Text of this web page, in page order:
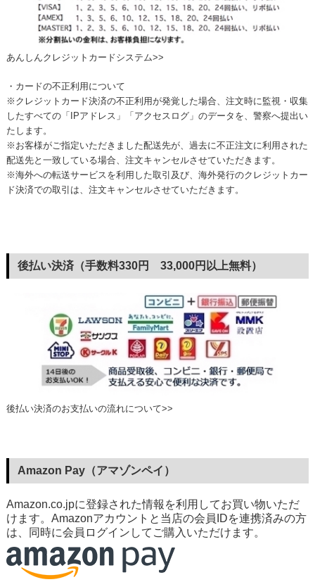
あんしんクレジットカードシステム>>
・カードの不正利用について
※クレジットカード決済の不正利用が発覚した場合、注文時に監視・収集
したすべての「IPアドレス」「アクセスログ」のデータを、警察へ提出い
たします。
※お客様がご指定いただきました配送先が、過去に不正注文に利用された
配送先と一致している場合、注文キャンセルさせていただきます。
※海外への転送サービスを利用した取引及び、海外発行のクレジットカー
ド決済での取引は、注文キャンセルさせていただきます。
後払い決済（手数料330円 33,000円以上無料）
後払い決済のお支払いの流れについて>>
Amazon Pay（アマゾンペイ）
Amazon.co.jpに登録された情報を利用してお買い物いただ
けます。Amazonアカウントと当店の会員IDを連携済みの方
は、同時に会員ログインしてご購入いただけます。